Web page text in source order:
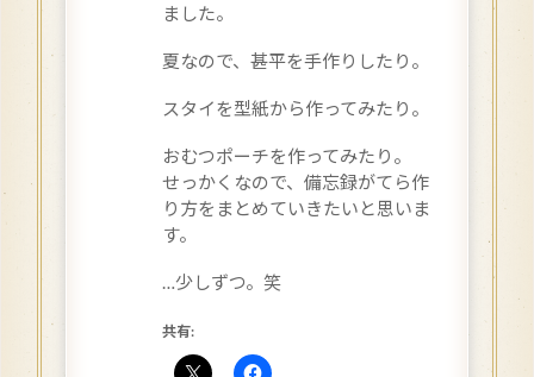
ました。
夏なので、甚平を手作りしたり。
スタイを型紙から作ってみたり。
おむつポーチを作ってみたり。
せっかくなので、備忘録がてら作
り方をまとめていきたいと思いま
す。
…少しずつ。笑
共有: